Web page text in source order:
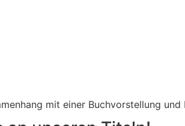
mit einer Buchvorstellung